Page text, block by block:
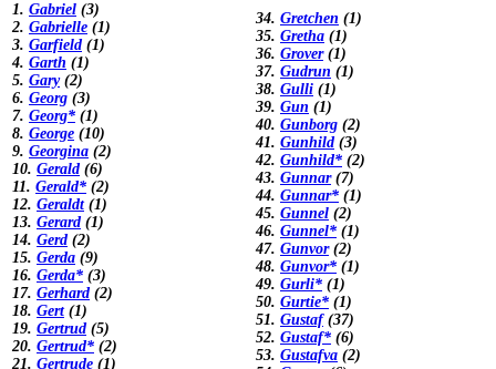
1. Gabriel (3)
2. Gabrielle (1)
3. Garfield (1)
4. Garth (1)
5. Gary(2)
6. Georg (3)
7. Georg* (1)
8. George (10)
9. Georgina (2)
10. Gerald (6)
11. Gerald* (2)
12. Geraldt(1)
13. Gerard (1)
14. Gerd (2)
15. Gerda (9)
16. Gerda* (3)
17. Gerhard (2)
18. Gert(1)
19. Gertrud (5)
20. Gertrud* (2)
21. Gertrude (1)
34. Gretchen (1)
35. Gretha (1)
36. Grover(1)
37. Gudrun (1)
38. Gulli (1)
39. Gun (1)
40. Gunborg (2)
41. Gunhild (3)
42. Gunhild* (2)
43. Gunnar(7)
44. Gunnar* (1)
45. Gunnel (2)
46. Gunnel* (1)
47. Gunvor(2)
48. Gunvor* (1)
49. Gurli* (1)
50. Gurtie* (1)
51. Gustaf(37)
52. Gustaf* (6)
53. Gustafva (2)